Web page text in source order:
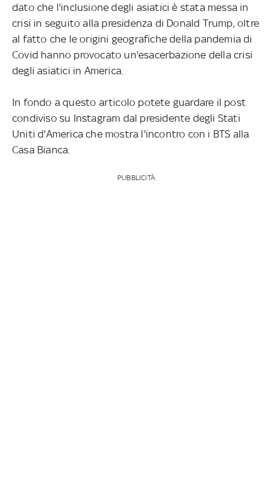
dato che l'inclusione degli asiatici è stata messa in
crisi in seguito alla presidenza di Donald Trump, oltre
al fatto che le origini geografiche della pandemia di
Covid hanno provocato un'esacerbazione della crisi
degli asiatici in America.
In fondo a questo articolo potete guardare il post
condiviso su Instagram dal presidente degli Stati
Uniti d'America che mostra l'incontro con i BTS alla
Casa Bianca.
PUBBLICITÀ